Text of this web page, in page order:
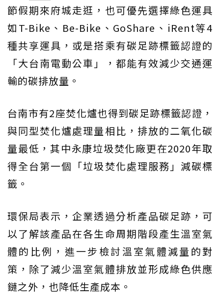
節假期來府城走逛，也可優先選擇綠色運具
如T-Bike、Be-Bike、GoShare、iRent等4
種共享運具，或是搭乘有碳足跡標籤認證的
「大台南電動公車」，都能有效減少交通運
輸的碳排放量。
台南市有2座焚化爐也得到碳足跡標籤認證，
與同型焚化爐處理量相比，排放的二氧化碳
量最低，其中永康垃圾焚化廠更在2020年取
得全台第一個「垃圾焚化處理服務」減碳標
籤。
環保局表示，企業透過分析產品碳足跡，可
以了解該產品在各生命周期階段產生溫室氣
體的比例，進一步檢討溫室氣體減量的對
策，除了減少溫室氣體排放並形成綠色供應
鏈之外，也降低生產成本。